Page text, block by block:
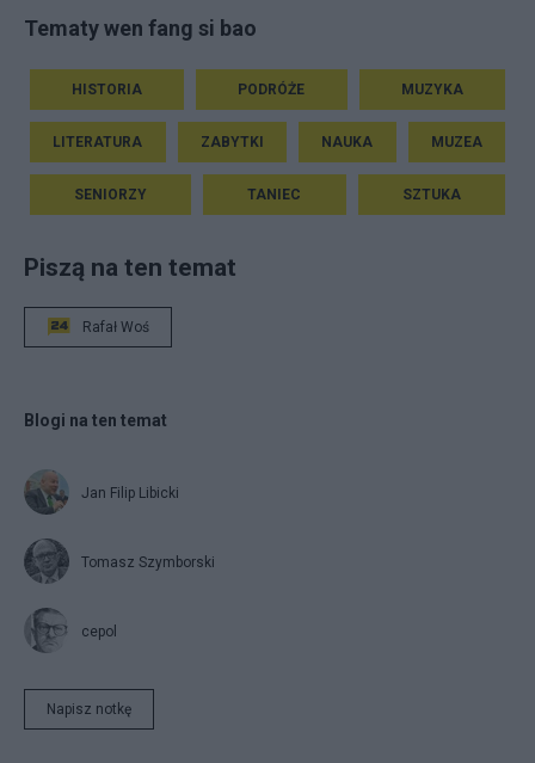
Tematy wen fang si bao
HISTORIA PODRÓŻE MUZYKA
LITERATURA ZABYTKI NAUKA MUZEA
SENIORZY TANIEC SZTUKA
Piszą na ten temat
Rafał Woś
Blogi na ten temat
Jan Filip Libicki
Tomasz Szymborski
cepol
Napisz notkę